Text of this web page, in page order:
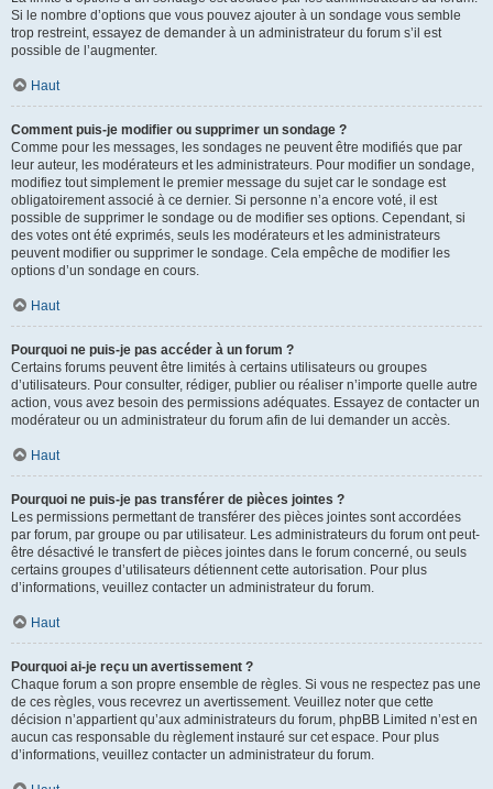
Si le nombre d’options que vous pouvez ajouter à un sondage vous semble
trop restreint, essayez de demander à un administrateur du forum s’il est
possible de l’augmenter.
Haut
Comment puis-je modifier ou supprimer un sondage ?
Comme pour les messages, les sondages ne peuvent être modifiés que par
leur auteur, les modérateurs et les administrateurs. Pour modifier un sondage,
modifiez tout simplement le premier message du sujet car le sondage est
obligatoirement associé à ce dernier. Si personne n’a encore voté, il est
possible de supprimer le sondage ou de modifier ses options. Cependant, si
des votes ont été exprimés, seuls les modérateurs et les administrateurs
peuvent modifier ou supprimer le sondage. Cela empêche de modifier les
options d’un sondage en cours.
Haut
Pourquoi ne puis-je pas accéder à un forum ?
Certains forums peuvent être limités à certains utilisateurs ou groupes
d’utilisateurs. Pour consulter, rédiger, publier ou réaliser n’importe quelle autre
action, vous avez besoin des permissions adéquates. Essayez de contacter un
modérateur ou un administrateur du forum afin de lui demander un accès.
Haut
Pourquoi ne puis-je pas transférer de pièces jointes ?
Les permissions permettant de transférer des pièces jointes sont accordées
par forum, par groupe ou par utilisateur. Les administrateurs du forum ont peut-
être désactivé le transfert de pièces jointes dans le forum concerné, ou seuls
certains groupes d’utilisateurs détiennent cette autorisation. Pour plus
d’informations, veuillez contacter un administrateur du forum.
Haut
Pourquoi ai-je reçu un avertissement ?
Chaque forum a son propre ensemble de règles. Si vous ne respectez pas une
de ces règles, vous recevrez un avertissement. Veuillez noter que cette
décision n’appartient qu’aux administrateurs du forum, phpBB Limited n’est en
aucun cas responsable du règlement instauré sur cet espace. Pour plus
d’informations, veuillez contacter un administrateur du forum.